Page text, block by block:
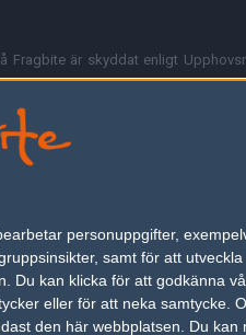
personuppgifter,
samt för att
kan klicka för att godkänna
eller för att neka samtycke.
den här webbplatsen. Du
Fragbite är skyddat enligt
varje enskild skribent
Bohlin. För frågor rörande sajten
spara användarspecifik
För att slippa cookies kan
finns här på grund av lagen om